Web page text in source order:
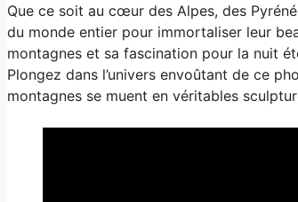
Que ce soit au cœur des Alpes, des
du monde entier pour immortaliser leur
montagnes et sa fascination pour la nuit
Plongez dans l’univers envoûtant de ce
montagnes se muent en véritables